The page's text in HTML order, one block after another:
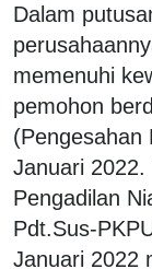
Dalam
memenuhi
pemohon
(Pengesahan
Januari
Pengadilan
Pdt.Sus-
Januari 2022